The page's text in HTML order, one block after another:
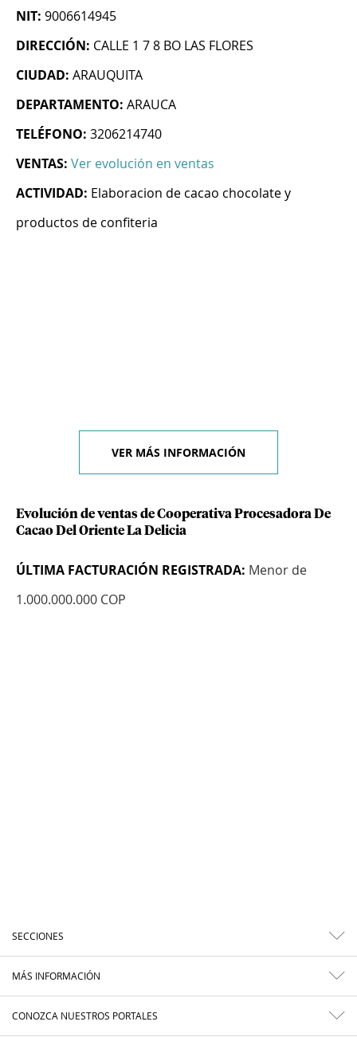
NIT: 9006614945
DIRECCIÓN: CALLE 1 7 8 BO LAS FLORES
CIUDAD: ARAUQUITA
DEPARTAMENTO: ARAUCA
TELÉFONO: 3206214740
VENTAS: Ver evolución en ventas
ACTIVIDAD: Elaboracion de cacao chocolate y
productos de confiteria
VER MÁS INFORMACIÓN
Evolución de ventas de Cooperativa Procesadora De
Cacao Del Oriente La Delicia
ÚLTIMA FACTURACIÓN REGISTRADA: Menor de
1.000.000.000 COP
SECCIONES
MÁS INFORMACIÓN
CONOZCA NUESTROS PORTALES